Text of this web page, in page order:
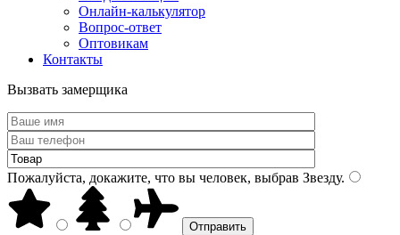
Онлайн-калькулятор
Вопрос-ответ
Оптовикам
Контакты
Вызвать замерщика
Пожалуйста, докажите, что вы человек, выбрав Звезду.